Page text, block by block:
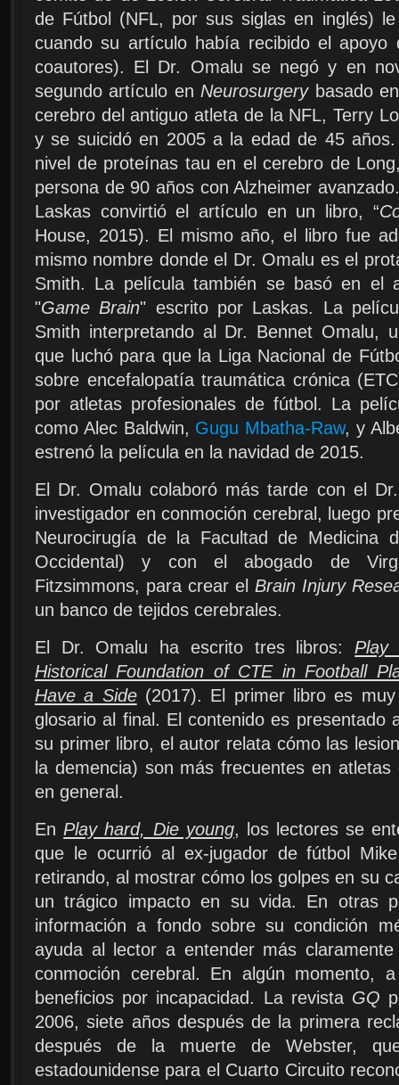
de Fútbol (NFL, por sus siglas en inglés)
cuando su artículo había recibido el
coautores). El Dr. Omalu se negó y en
segundo artículo en Neurosurgerybasado
cerebro del antiguo atleta de la NFL, Terry
y se suicidó en 2005 a la edad de 45
nivel de proteínas tau en el cerebro de
persona de 90 años con Alzheimer
Laskas convirtió el artículo en un libro, “
House, 2015). El mismo año, el libro fue
mismo nombre donde el Dr. Omalu es el
Smith. La película también se basó en el
"Game Brain" escrito por Laskas. La
Smith interpretando al Dr. Bennet Omalu,
que luchó para que la Liga Nacional de
sobre encefalopatía traumática crónica
por atletas profesionales de fútbol. La
como Alec Baldwin, Gugu Mbatha-Raw, y
estrenó la película en la navidad de 2015.
El Dr. Omalu colaboró más tarde con el
investigador en conmoción cerebral, luego
Neurocirugía de la Facultad de Medicina
Occidental) y con el abogado de
Fitzsimmons, para crear el Brain Injury
un banco de tejidos cerebrales.
El Dr. Omalu ha escrito tres libros: Play
Historical Foundation of CTE in Football
Have a Side(2017). El primer libro es muy
glosario al final. El contenido es presentado
su primer libro, el autor relata cómo las
la demencia) son más frecuentes en
en general.
En Play hard, Die young, los lectores se
que le ocurrió al ex-jugador de fútbol
retirando, al mostrar cómo los golpes en su
un trágico impacto en su vida. En otras
información a fondo sobre su condición
ayuda al lector a entender más
conmoción cerebral. En algún momento,
beneficios por incapacidad. La revista GQ
2006, siete años después de la primera
después de la muerte de Webster,
estadounidense para el Cuarto Circuito